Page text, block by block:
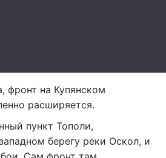
фронт на Купянском
расширяется.
пункт Тополи,
берегу реки Оскол, и